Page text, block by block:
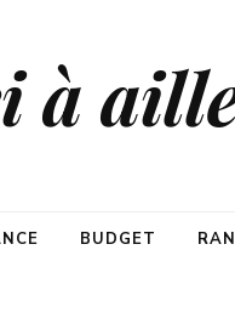
à
BUDGET